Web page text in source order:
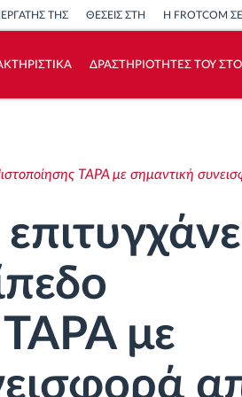
ΤΗΣ ΘΕΣΕΙΣ ΣΤΗ Η FROTCOM
ΔΡΑΣΤΗΡΙΟΤΗΤΕΣ ΤΟΥ
Υπολογιστής εξοικονόμησης
TAPA με σημαντική
με